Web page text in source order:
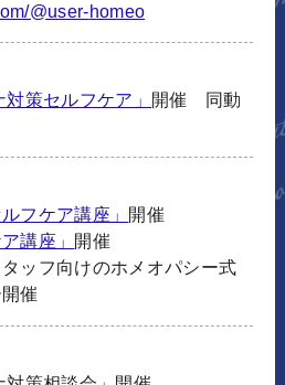
@user-homeo
策セルフケア」
開催 同動
フケア講座」 開催
講座」 開催
ッフ向けのホメオパシー式
催